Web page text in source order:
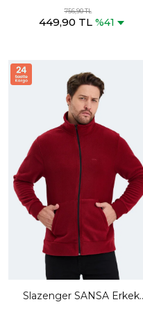
Kapüşonlu Cepli Nane Polar
756,90 TL
449,90 TL %41
Slazenger SANSA Erkek